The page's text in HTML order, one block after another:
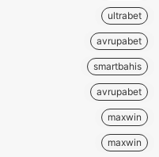
ultrabet
avrupabet
smartbahis
avrupabet
maxwin
maxwin